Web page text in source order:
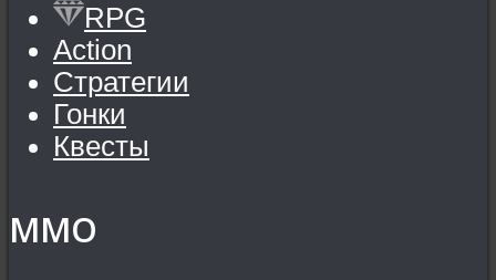
RPG
Action
Стратегии
Гонки
Квесты
MMO